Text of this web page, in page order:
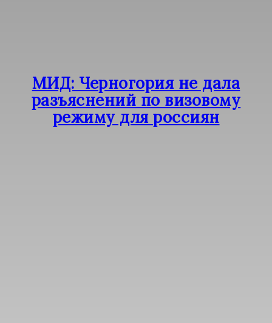
МИД: Черногория не дала
разъяснений по визовому
режиму для россиян